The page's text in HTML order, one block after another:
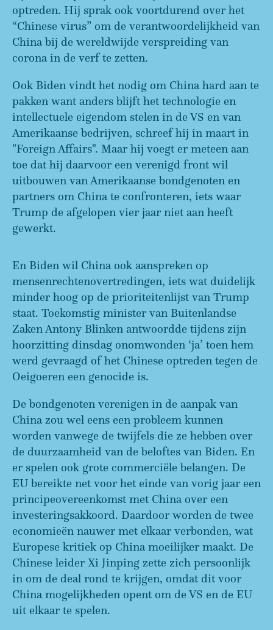
optreden. Hij sprak ook voortdurend over het
“Chinese virus” om de verantwoordelijkheid van
China bij de wereldwijde verspreiding van
corona in de verf te zetten.
Ook Biden vindt het nodig om China hard aan te
pakken want anders blijft het technologie en
intellectuele eigendom stelen in de VS en van
Amerikaanse bedrijven, schreef hij in maart in
"Foreign Affairs". Maar hij voegt er meteen aan
toe dat hij daarvoor een verenigd front wil
uitbouwen van Amerikaanse bondgenoten en
partners om China te confronteren, iets waar
Trump de afgelopen vier jaar niet aan heeft
gewerkt.
En Biden wil China ook aanspreken op
mensenrechtenovertredingen, iets wat duidelijk
minder hoog op de prioriteitenlijst van Trump
staat. Toekomstig minister van Buitenlandse
Zaken Antony Blinken antwoordde tijdens zijn
hoorzitting dinsdag onomwonden ‘ja’ toen hem
werd gevraagd of het Chinese optreden tegen de
Oeigoeren een genocide is.
De bondgenoten verenigen in de aanpak van
China zou wel eens een probleem kunnen
worden vanwege de twijfels die ze hebben over
de duurzaamheid van de beloftes van Biden. En
er spelen ook grote commerciële belangen. De
EU bereikte net voor het einde van vorig jaar een
principeovereenkomst met China over een
investeringsakkoord. Daardoor worden de twee
economieën nauwer met elkaar verbonden, wat
Europese kritiek op China moeilijker maakt. De
Chinese leider Xi Jinping zette zich persoonlijk
in om de deal rond te krijgen, omdat dit voor
China mogelijkheden opent om de VS en de EU
uit elkaar te spelen.